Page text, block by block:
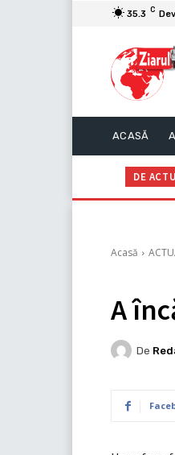
35.3 C
ACASĂ
DE
Acasă
A
De